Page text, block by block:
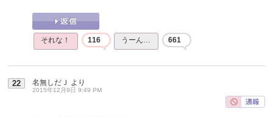
それな！ 116 うーん… 661
22 名無しだＪ より
2015年12月9日 9:49 PM